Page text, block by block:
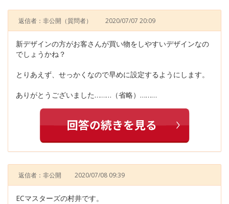
返信者：非公開 （質問者） 2020/07/07 20:09
新デザインの方がお客さんが買い物をしやすいデザインなの
でしょうかね？
とりあえず、せっかくなので早めに設定するようにします。
ありがとうございました………（省略）………
返信者：非公開 2020/07/08 09:39
ECマスターズの村井です。